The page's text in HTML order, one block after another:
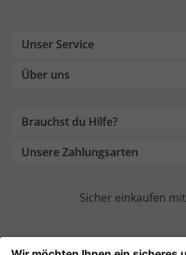
Unser Service
Über uns
Brauchst du Hilfe?
Unsere Zahlungsarten
Sicher einkaufen mit
Weitere Onlineshops